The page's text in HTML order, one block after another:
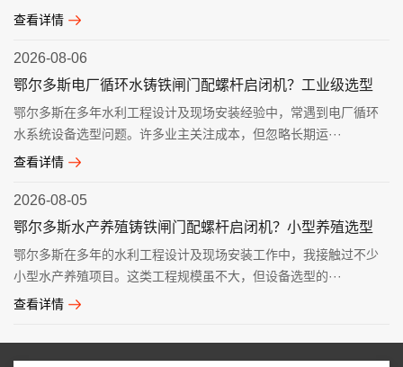
查看详情
2026-08-06
鄂尔多斯电厂循环水铸铁闸门配螺杆启闭机？工业级选型
鄂尔多斯在多年水利工程设计及现场安装经验中，常遇到电厂循环
水系统设备选型问题。许多业主关注成本，但忽略长期运···
查看详情
2026-08-05
鄂尔多斯水产养殖铸铁闸门配螺杆启闭机？小型养殖选型
鄂尔多斯在多年的水利工程设计及现场安装工作中，我接触过不少
小型水产养殖项目。这类工程规模虽不大，但设备选型的···
查看详情